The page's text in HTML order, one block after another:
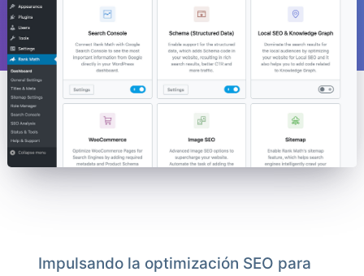
Impulsando la optimización SEO para